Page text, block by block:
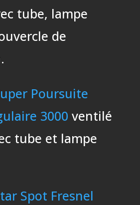
tube, lampe
de
Poursuite
3000 ventilé
tube et lampe
Spot Fresnel